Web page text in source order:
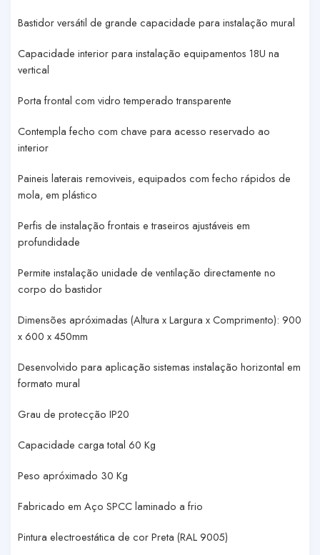
Bastidor versátil de grande capacidade para instalação mural
Capacidade interior para instalação equipamentos 18U na
vertical
Porta frontal com vidro temperado transparente
Contempla fecho com chave para acesso reservado ao
interior
Paineis laterais removiveis, equipados com fecho rápidos de
mola, em plástico
Perfis de instalação frontais e traseiros ajustáveis em
profundidade
Permite instalação unidade de ventilação directamente no
corpo do bastidor
Dimensões apróximadas (Altura x Largura x Comprimento): 900
x 600 x 450mm
Desenvolvido para aplicação sistemas instalação horizontal em
formato mural
Grau de protecção IP20
Capacidade carga total 60 Kg
Peso apróximado 30 Kg
Fabricado em Aço SPCC laminado a frio
Pintura electroestática de cor Preta (RAL 9005)